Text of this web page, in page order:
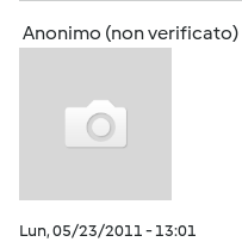
Anonimo (non verificato)
Lun, 05/23/2011 - 13:01